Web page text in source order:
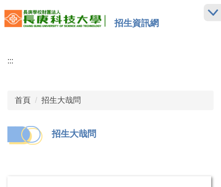
到
招生資訊網
:::
首頁 招生大哉問
招生大哉問